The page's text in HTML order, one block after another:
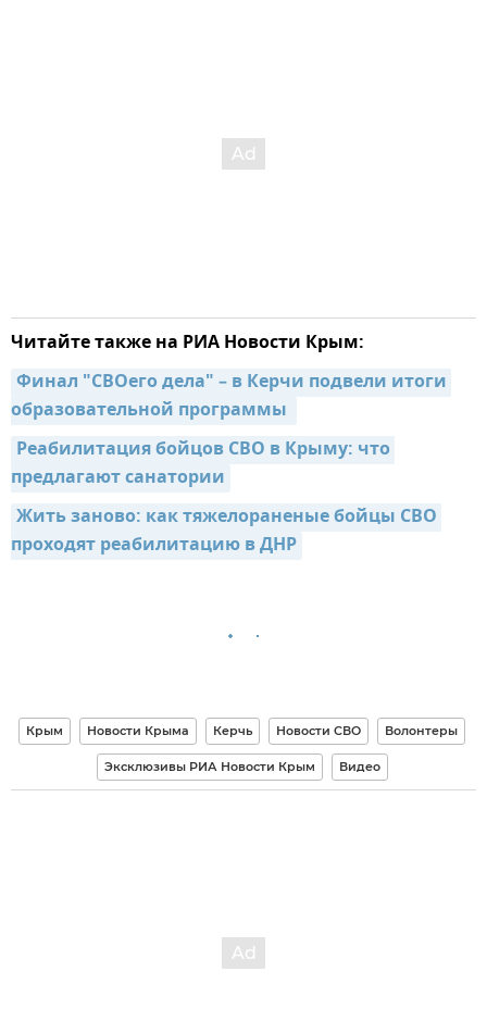
Читайте также на РИА Новости Крым:
Финал "СВОего дела" – в Керчи подвели итоги
образовательной программы
Реабилитация бойцов СВО в Крыму: что
предлагают санатории
Жить заново: как тяжелораненые бойцы СВО
проходят реабилитацию в ДНР
Крым Новости Крыма Керчь Новости СВО Волонтеры
Эксклюзивы РИА Новости Крым Видео